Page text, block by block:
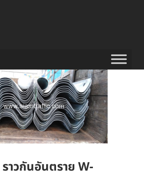
ราวกันอันตราย W-